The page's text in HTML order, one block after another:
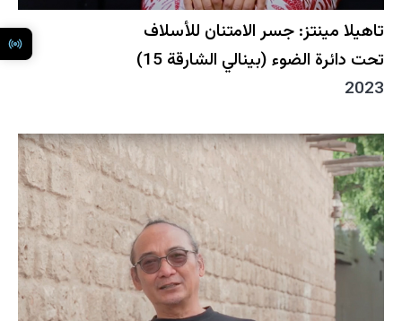
تاهيلا مينتز: جسر الامتنان للأسلاف
تحت دائرة الضوء (بينالي الشارقة 15)
2023